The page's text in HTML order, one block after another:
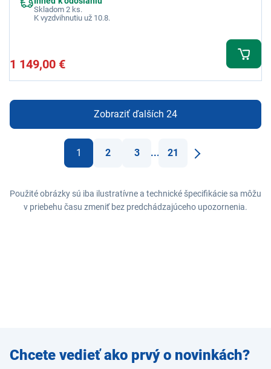
Skladom 2 ks.
K vyzdvihnutiu už 10.8.
1 149,00 €
Zobraziť ďalších 24
1 2 3 ...
21
Použité obrázky sú iba ilustratívne a technické špecifikácie sa môžu
v priebehu času zmeniť bez predchádzajúceho upozornenia.
Zadajte
e-mail
Chcete vedieť ako prvý o novinkách?